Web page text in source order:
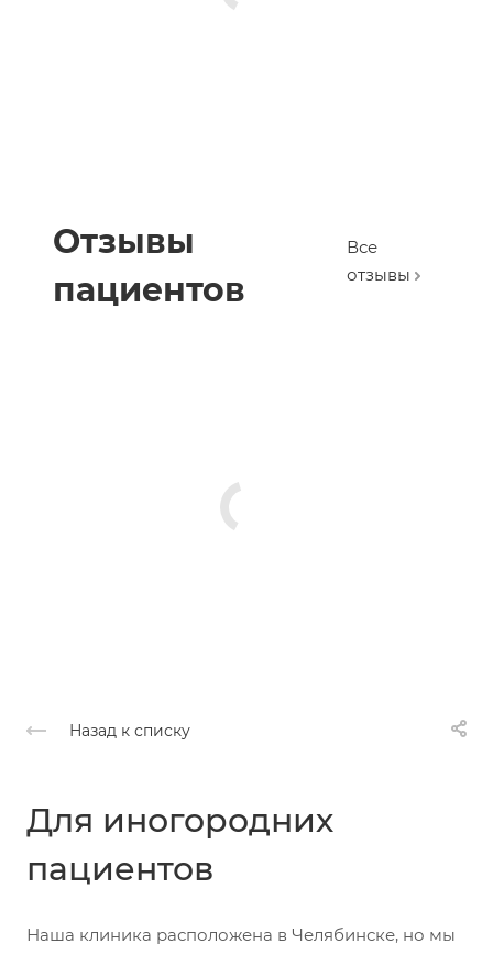
Отзывы
пациентов
Все
отзывы
Назад к списку
Для иногородних
пациентов
Наша клиника расположена в Челябинске, но мы